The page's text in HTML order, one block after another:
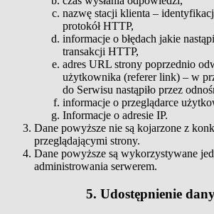
nazwę stacji klienta –
protokół HTTP,
informacje o błędach jakie
transakcji HTTP,
adres URL strony poprzednio
użytkownika (referer link) – w
do Serwisu nastąpiło przez
informacje o przeglądarce
Informacje o adresie IP.
Dane powyższe nie są kojarzone z
przeglądającymi strony.
Dane powyższe są wykorzystywane
administrowania serwerem.
5. Udostępnienie